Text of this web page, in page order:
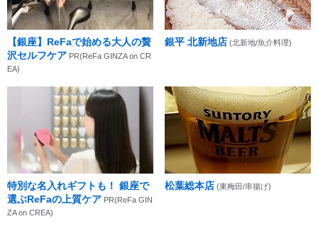
【銀座】ReFaで始める大人の贅
沢セルフケア PR(ReFa GINZA on CR
EA)
銀平 北新地店 (北新地/魚介料理)
特別な名入れギフトも！ 銀座で
選ぶReFaの上質ケア PR(ReFa GIN
ZA on CREA)
松葉総本店 (東梅田/串揚げ)